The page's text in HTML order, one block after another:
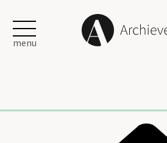
menu